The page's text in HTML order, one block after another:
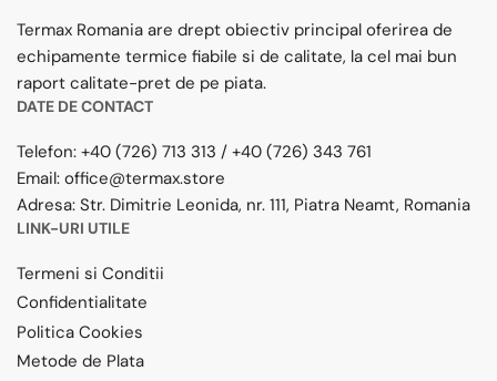
Termax Romania are drept obiectiv principal oferirea de
echipamente termice fiabile si de calitate, la cel mai bun
raport calitate-pret de pe piata.
DATE DE CONTACT
Telefon: +40 (726) 713 313 / +40 (726) 343 761
Email: office@termax.store
Adresa: Str. Dimitrie Leonida, nr. 111, Piatra Neamt, Romania
LINK-URI UTILE
Termeni si Conditii
Confidentialitate
Politica Cookies
Metode de Plata